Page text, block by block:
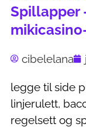
Spillapper
cibelelana
legge til side
linjerulett,
regelsett og